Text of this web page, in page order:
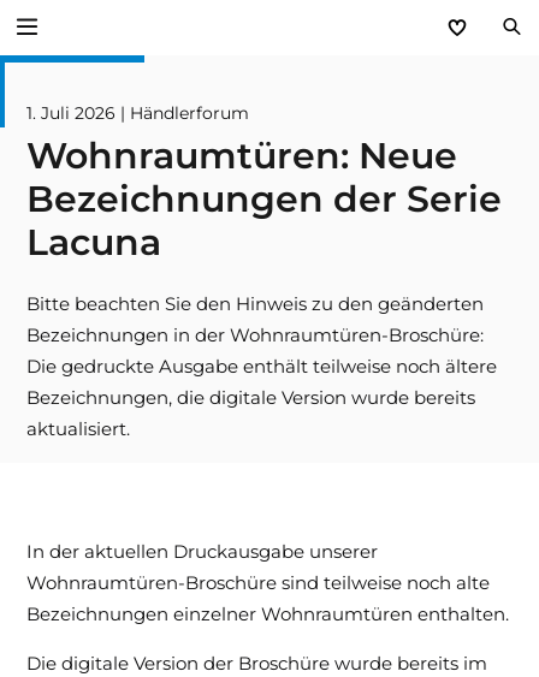
Service
Aktuelles
KfW-Förderung
Programme
Downloads & Medien
1. Juli 2026 | Händlerforum
Wohnraumtüren: Neue
Bezeichnungen der Serie
Lacuna
Bitte beachten Sie den Hinweis zu den geänderten
Bezeichnungen in der Wohnraumtüren-Broschüre:
Die gedruckte Ausgabe enthält teilweise noch ältere
Bezeichnungen, die digitale Version wurde bereits
aktualisiert.
In der aktuellen Druckausgabe unserer
Wohnraumtüren-Broschüre sind teilweise noch alte
Bezeichnungen einzelner Wohnraumtüren enthalten.
Die digitale Version der Broschüre wurde bereits im